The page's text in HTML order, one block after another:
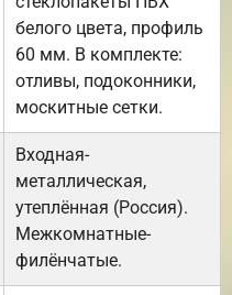
белого цвета, профиль
60 мм. В комплекте:
отливы, подоконники,
москитные сетки.
Входная-
металлическая,
утеплённая (Россия).
Межкомнатные-
филёнчатые.